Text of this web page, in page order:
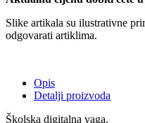
Slike artikala su ilustrativne
odgovarati artiklima.
Opis
Detalji proizvoda
Školska digitalna vaga.